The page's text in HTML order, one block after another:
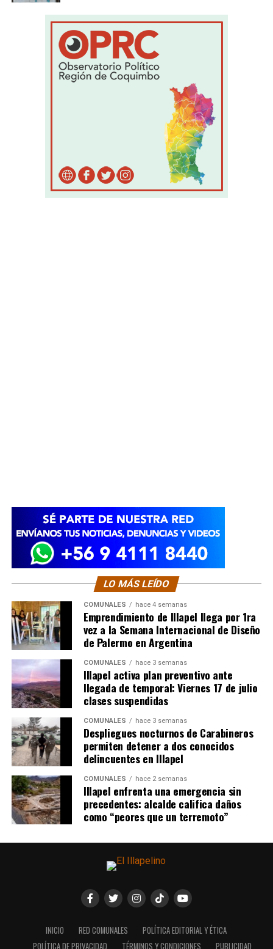
LO MÁS LEÍDO
COMUNALES hace 4 semanas
Emprendimiento de Illapel llega por 1ra
vez a la Semana Internacional de Diseño
de Palermo en Argentina
COMUNALES hace 3 semanas
Illapel activa plan preventivo ante
llegada de temporal: Viernes 17 de julio
clases suspendidas
COMUNALES hace 3 semanas
Despliegues nocturnos de Carabineros
permiten detener a dos conocidos
delincuentes en Illapel
COMUNALES hace 2 semanas
Illapel enfrenta una emergencia sin
precedentes: alcalde califica daños
como “peores que un terremoto”
INICIO RED COMUNALES
POLÍTICA EDITORIAL Y ÉTICA
POLÍTICA DE PRIVACIDAD
TÉRMINOS Y CONDICIONES PUBLICIDAD